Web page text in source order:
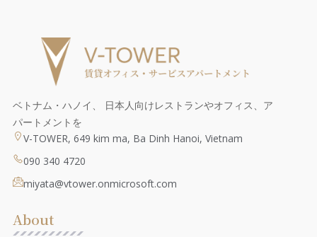
ベトナム・ハノイ、 日本人向けレストランやオフィス、ア
パートメントを
V-TOWER, 649 kim ma, Ba Dinh Hanoi, Vietnam
090 340 4720
miyata@vtower.onmicrosoft.com
About